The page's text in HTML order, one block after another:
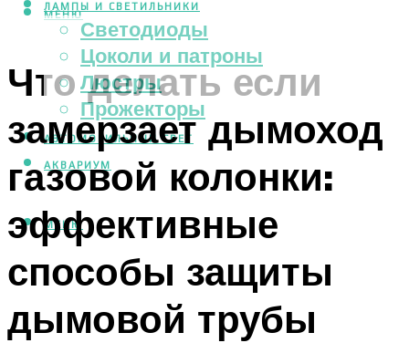
ЛАМПЫ И СВЕТИЛЬНИКИ
Светодиоды
Цоколи и патроны
Люстры
Прожекторы
АВТОМОБИЛЬНЫЙ СВЕТ
АКВАРИУМ
МЕНЮ
МЕНЮ
Что делать если
замерзает дымоход
газовой колонки:
эффективные
способы защиты
дымовой трубы